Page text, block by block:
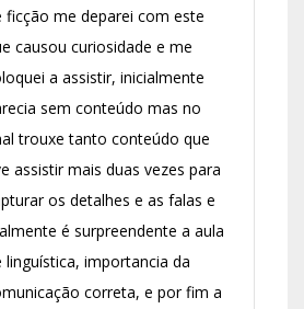
ficção me deparei com este
causou curiosidade e me
a assistir, inicialmente
sem conteúdo mas no
trouxe tanto conteúdo que
assistir mais duas vezes para
os detalhes e as falas e
é surpreendente a aula
linguística, importancia da
correta, e por fim a